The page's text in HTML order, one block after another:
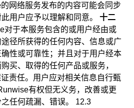
网络服务发布的内容可能会同步
用户应予以理解和同意。 十二
对于本服务包含的或用户经由或
径所获得的任何内容、信息或广
性或可靠性；并且对于用户经本
买、取得的任何产品或服务，
责任。用户应对相关信息自行甄
有权但无义务，改善或更
任何疏漏、错误。 12.3